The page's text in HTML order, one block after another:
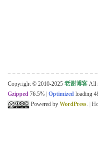
Copyright © 2010-2025 老谢博客 All
Gzipped 76.5% Optimized loading
Powered by WordPress. |